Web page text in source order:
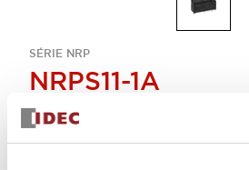
SÉRIE NRP
NRPS11-1A
disjoncteur